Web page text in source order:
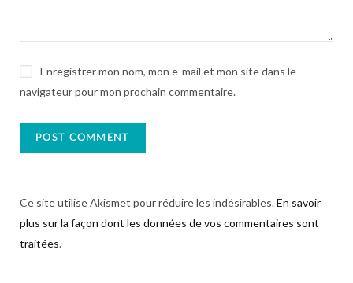
Enregistrer mon nom, mon e-mail et mon site dans le
navigateur pour mon prochain commentaire.
Ce site utilise Akismet pour réduire les indésirables.En savoir
plus sur la façon dont les données de vos commentaires sont
traitées.